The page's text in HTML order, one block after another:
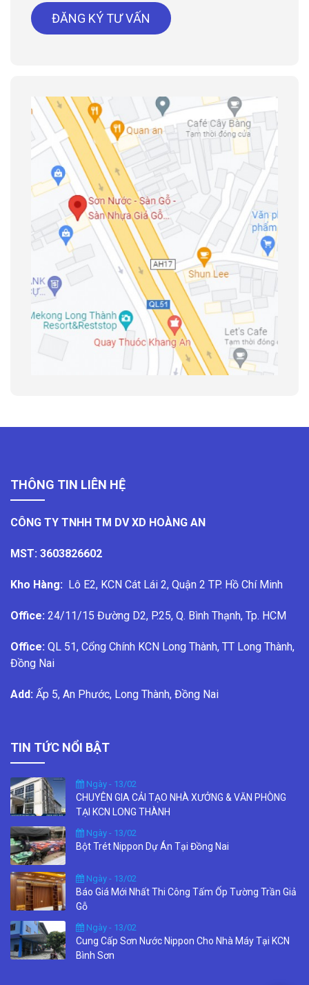
ĐĂNG KÝ TƯ VẤN
THÔNG TIN LIÊN HỆ
CÔNG TY TNHH TM DV XD HOÀNG AN
MST: 3603826602
Kho Hàng: Lô E2, KCN Cát Lái 2, Quận 2 TP. Hồ Chí Minh
Office: 24/11/15 Đường D2, P.25, Q. Bình Thạnh, Tp. HCM
Office: QL 51, Cổng Chính KCN Long Thành, TT Long Thành,
Đồng Nai
Add: Ấp 5, An Phước, Long Thành, Đồng Nai
TIN TỨC NỔI BẬT
Ngày - 13/02
CHUYÊN GIA CẢI TẠO NHÀ XƯỞNG & VĂN PHÒNG
TẠI KCN LONG THÀNH
Ngày - 13/02
Bột Trét Nippon Dự Án Tại Đồng Nai
Ngày - 13/02
Báo Giá Mới Nhất Thi Công Tấm Ốp Tường Trần Giả
Gỗ
Ngày - 13/02
Cung Cấp Sơn Nước Nippon Cho Nhà Máy Tại KCN
Bình Sơn